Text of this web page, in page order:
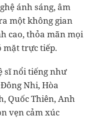
ánh sáng, âm
một không gian
cao, thỏa mãn mọi
mặt trực tiếp.
sĩ nổi tiếng như
Nhi, Hòa
Quốc Thiên, Anh
vẹn cảm xúc